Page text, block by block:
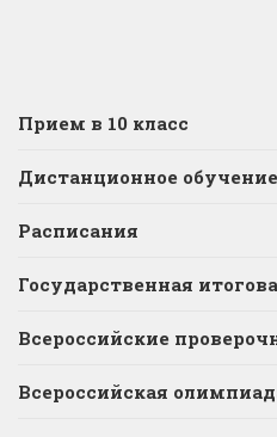
Прием в 10 класс
Дистанционное обучение
Расписания
Государственная
Всероссийские
Всероссийская